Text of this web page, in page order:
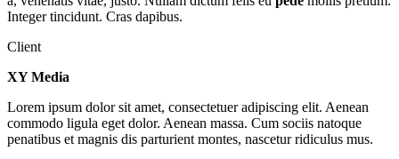
Integer tincidunt. Cras dapibus.
Client
XY Media
Lorem ipsum dolor sit amet, consectetuer adipiscing elit. Aenean
commodo ligula eget dolor. Aenean massa. Cum sociis natoque
penatibus et magnis dis parturient montes, nascetur ridiculus mus.